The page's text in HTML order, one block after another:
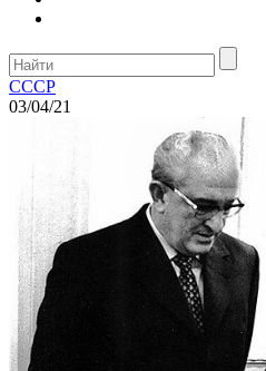
СССР
03/04/21